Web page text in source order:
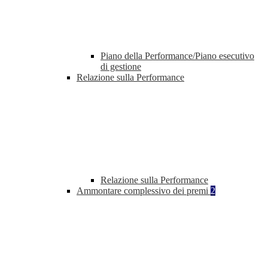
Piano della Performance/Piano esecutivo
di gestione
Relazione sulla Performance
Relazione sulla Performance
Ammontare complessivo dei premi 2